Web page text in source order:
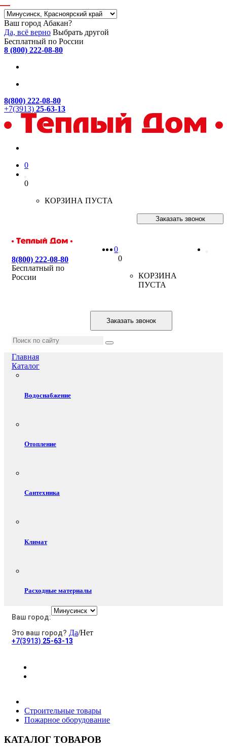
Ваш город Абакан?
Да, всё верно Выбрать другой
Бесплатный по России
8 (800) 222-08-80
8(800) 222-08-80
+7(3913) 25-63-13
0
0
КОРЗИНА ПУСТА
Заказать звонок
8(800) 222-08-80
Бесплатный по
России
0
0
КОРЗИНА
ПУСТА
Заказать звонок
Главная
Каталог
Водоснабжение
Отопление
Сантехника
Климат
Расходные материалы
Электротовары
Хозяйственные товары
Ваш город:
Это ваш город? Да/Нет
+7(3913) 25-63-13
Строительные товары
Пожарное оборудование
КАТАЛОГ ТОВАРОВ